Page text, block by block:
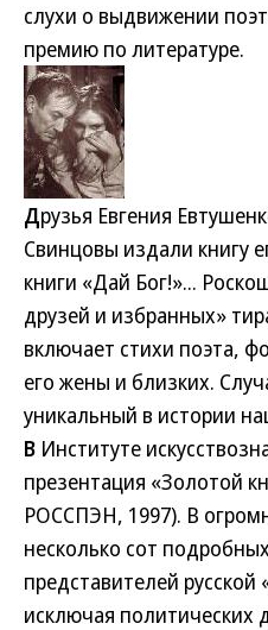
слухи о выдвижении
премию по литературе.
Друзья Евгения
Свинцовы издали книгу
книги «Дай Бог!»...
друзей и избранных»
включает стихи поэта,
его жены и близких.
уникальный в истории
В Институте
презентация «Золотой
РОССПЭН, 1997). В
несколько сот
представителей
исключая политических